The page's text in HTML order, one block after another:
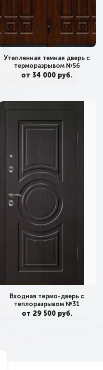
Утепленная темная дверь с
терморазрывом №56
от 34 000 руб.
Входная термо-дверь с
теплоразрывом №31
от 29 500 руб.